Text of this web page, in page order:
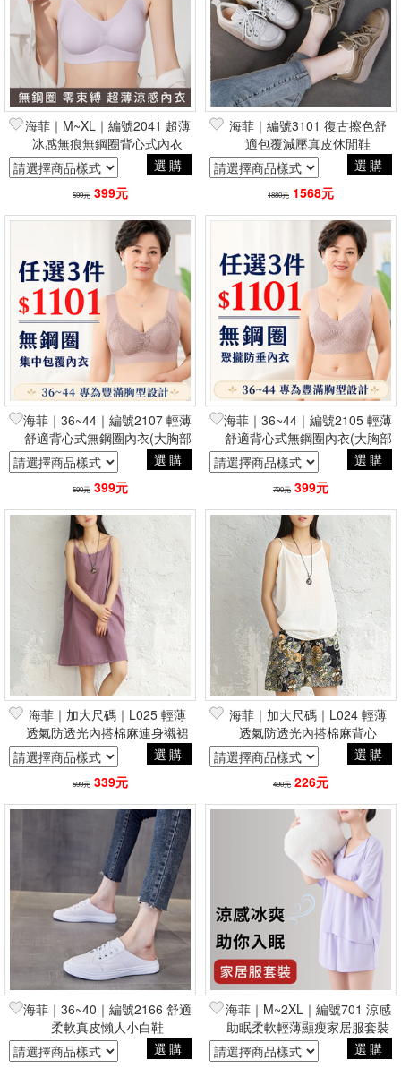
海菲｜M~XL｜編號2041 超薄
冰感無痕無鋼圈背心式內衣
選購
599元 399元
海菲｜編號3101 復古擦色舒
適包覆減壓真皮休閒鞋
選購
1880元 1568元
海菲｜36~44｜編號2107 輕薄
舒適背心式無鋼圈內衣(大胸部
適穿)
選購
590元 399元
海菲｜36~44｜編號2105 輕薄
舒適背心式無鋼圈內衣(大胸部
適穿)
選購
790元 399元
海菲｜加大尺碼｜L025 輕薄
透氣防透光內搭棉麻連身襯裙
選購
599元 339元
海菲｜加大尺碼｜L024 輕薄
透氣防透光內搭棉麻背心
選購
490元 226元
海菲｜36~40｜編號2166 舒適
柔軟真皮懶人小白鞋
選購
海菲｜M~2XL｜編號701 涼感
助眠柔軟輕薄顯瘦家居服套裝
選購